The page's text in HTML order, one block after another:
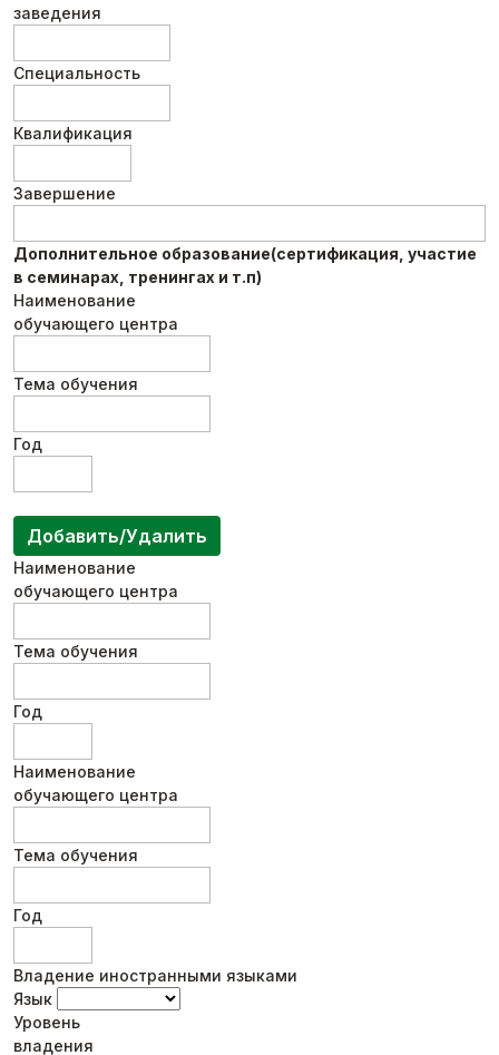
заведения
Специальность
Квалификация
Завершение
Дополнительное образование(сертификация, участие
в семинарах, тренингах и т.п)
Наименование
обучающего центра
Тема обучения
Год
Добавить/Удалить
Наименование
обучающего центра
Тема обучения
Год
Наименование
обучающего центра
Тема обучения
Год
Владение иностранными языками
Язык
Уровень
владения